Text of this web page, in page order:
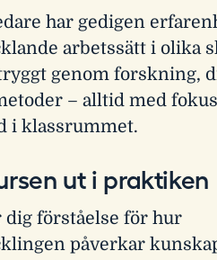
har gedigen
arbetssätt i olika
genom forskning,
– alltid med
i klassrummet.
ut i praktiken
dig förståelse för hur
påverkar